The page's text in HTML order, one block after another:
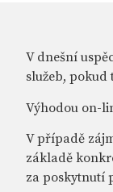
V dnešní
služeb,
Výhodou on-
V případě
základě
za poskytnutí